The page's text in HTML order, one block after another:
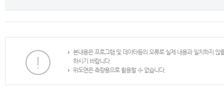
본내용은 프로그램 및 데이타등의 오류로 실제 내용과 일치하지
하시기 바랍니다.
위도면은 측량용으로 활용할 수 없습니다.